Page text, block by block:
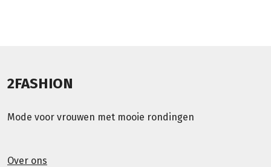
2FASHION
Mode voor vrouwen met mooie rondingen
Over ons